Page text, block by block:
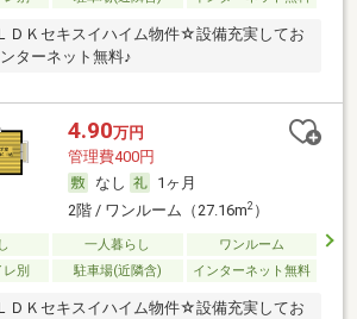
ＤＫセキスイハイム物件☆設備充実してお
ターネット無料♪
4.90万円
管理費400円
なし
1ヶ月
2階 / ワンルーム（27.16m2）
一人暮らし
ワンルーム
レ別
駐車場(近隣含) インターネット無料
ＤＫセキスイハイム物件☆設備充実してお